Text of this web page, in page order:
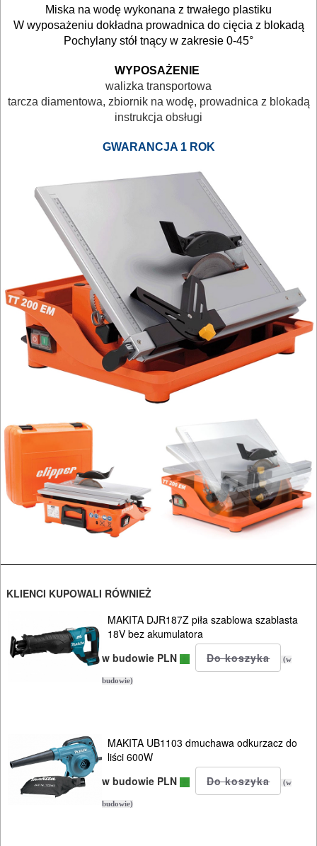
MASZYNKI
URZĄDZENIA
NARZĘDZIA
DREWNA
OBRÓBKA
METALU
WARSZTATOWE
I
RĘCZNE
NARZĘDZIA
OSPRZĘT
HYDRAULICZNE
NARZĘDZIA
INSTALACYJNE,
PALNIKI
PNEUMATYCZNE
AKCESORIA
KOMPRESORY
SPAWALNICTWO
URZĄDZENIA
ROZRUCHOWE
OSPRZĘT
AGREGATY
PRĄDOWE
Miska na wodę wykonana z trwałego plastiku
W wyposażeniu dokładna prowadnica do cięcia z blokadą
Pochylany stół tnący w zakresie 0-45°
WYPOSAŻENIE
walizka transportowa
tarcza diamentowa, zbiornik na wodę, prowadnica z blokadą
instrukcja obsługi
GWARANCJA1 ROK
KLIENCI KUPOWALI RÓWNIEŻ
MAKITA DJR187Z piła szablowa szablasta
18V bez akumulatora
w budowie PLN
(w
budowie)
MAKITA UB1103 dmuchawa odkurzacz do
liści 600W
w budowie PLN
(w
budowie)